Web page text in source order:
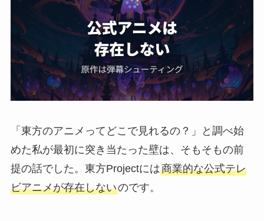
「東方のアニメってどこで見れるの？」と調べ始
めた私が最初に突き当たった壁は、そもそもの前
提の話でした。東方Projectには商業的な公式テレ
ビアニメが存在しないのです。